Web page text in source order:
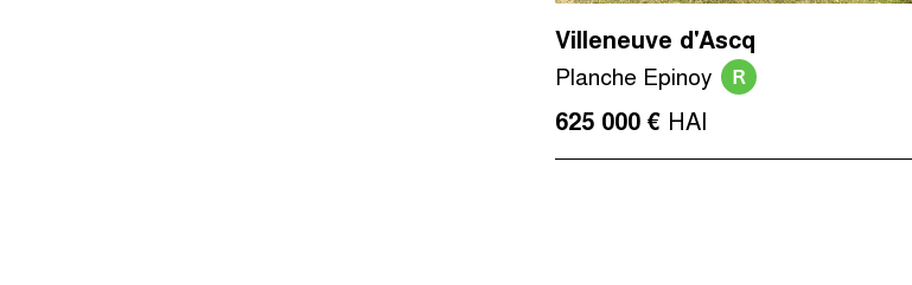
Villeneuve d'Ascq
Planche Epinoy R
625 000 € HAI